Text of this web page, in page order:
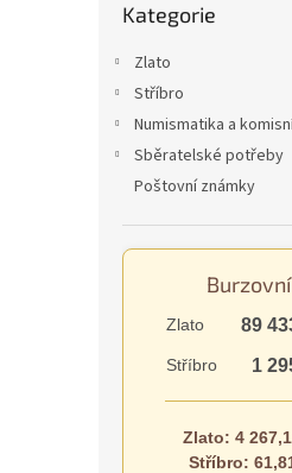
kategorie
Kategorie
Zlato
Stříbro
Numismatika a
Sběratelské potřeby
Poštovní známky
Zlato 89
Stříbro 1
Zlato: 4
Stříbro: